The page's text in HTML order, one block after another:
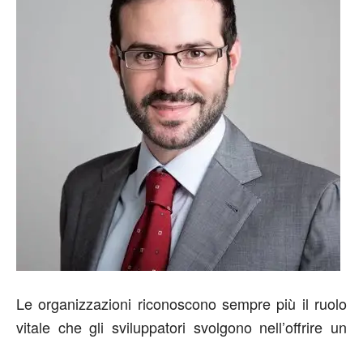
Le organizzazioni riconoscono sempre più il ruolo
vitale che gli sviluppatori svolgono nell’offrire un